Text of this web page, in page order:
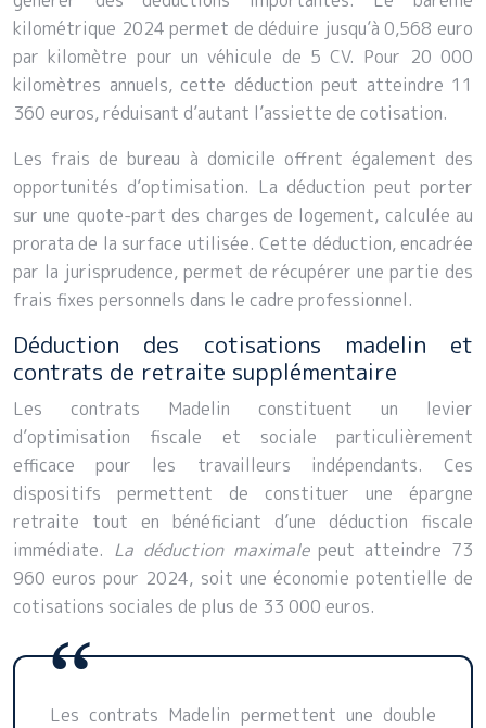
kilométrique 2024 permet de déduire jusqu’à 0,568 euro
par kilomètre pour un véhicule de 5 CV. Pour 20 000
kilomètres annuels, cette déduction peut atteindre 11
360 euros, réduisant d’autant l’assiette de cotisation.
Les frais de bureau à domicile offrent également des
opportunités d’optimisation. La déduction peut porter
sur une quote-part des charges de logement, calculée au
prorata de la surface utilisée. Cette déduction, encadrée
par la jurisprudence, permet de récupérer une partie des
frais fixes personnels dans le cadre professionnel.
Déduction des cotisations madelin et
contrats de retraite supplémentaire
Les contrats Madelin constituent un levier
d’optimisation fiscale et sociale particulièrement
efficace pour les travailleurs indépendants. Ces
dispositifs permettent de constituer une épargne
retraite tout en bénéficiant d’une déduction fiscale
immédiate. La déduction maximalepeut atteindre 73
960 euros pour 2024, soit une économie potentielle de
cotisations sociales de plus de 33 000 euros.
Les contrats Madelin permettent une double